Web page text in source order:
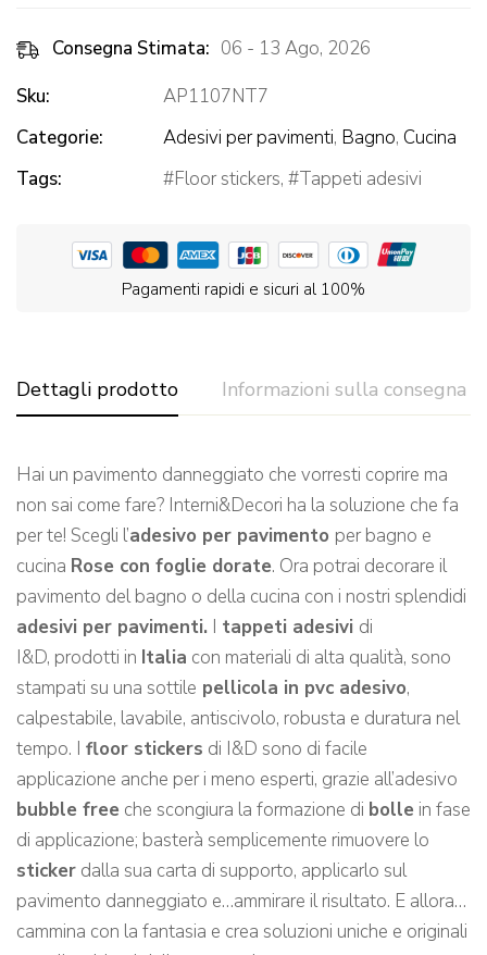
Consegna Stimata: 06 - 13 Ago, 2026
Sku:
AP1107NT7
Categorie:
Adesivi per pavimenti, Bagno, Cucina
Tags:
Floor stickers, Tappeti adesivi
Pagamenti rapidi e sicuri al 100%
Dettagli prodotto Informazioni sulla consegna
Hai un pavimento danneggiato che vorresti coprire ma
non sai come fare? Interni&Decori ha la soluzione che fa
per te! Scegli l’adesivo per pavimento per bagno e
cucina Rose con foglie dorate. Ora potrai decorare il
pavimento del bagno o della cucina con i nostri splendidi
adesivi per pavimenti. I tappeti adesivi di
I&D, prodotti in Italia con materiali di alta qualità, sono
stampati su una sottile pellicola in pvc adesivo,
calpestabile, lavabile, antiscivolo, robusta e duratura nel
tempo. I floor stickers di I&D sono di facile
applicazione anche per i meno esperti, grazie all’adesivo
bubble free che scongiura la formazione di bolle in fase
di applicazione; basterà semplicemente rimuovere lo
sticker dalla sua carta di supporto, applicarlo sul
pavimento danneggiato e…ammirare il risultato. E allora…
cammina con la fantasia e crea soluzioni uniche e originali